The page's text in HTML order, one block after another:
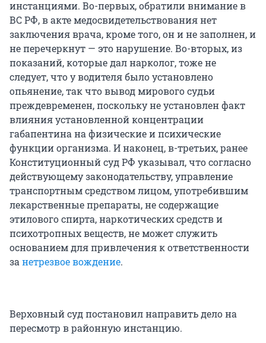
инстанциями. Во-первых, обратили внимание в
ВС РФ, в акте медосвидетельствования нет
заключения врача, кроме того, он и не заполнен, и
не перечеркнут — это нарушение. Во-вторых, из
показаний, которые дал нарколог, тоже не
следует, что у водителя было установлено
опьянение, так что вывод мирового судьи
преждевременен, поскольку не установлен факт
влияния установленной концентрации
габапентина на физические и психические
функции организма. И наконец, в-третьих, ранее
Конституционный суд РФ указывал, что согласно
действующему законодательству, управление
транспортным средством лицом, употребившим
лекарственные препараты, не содержащие
этилового спирта, наркотических средств и
психотропных веществ, не может служить
основанием для привлечения к ответственности
за нетрезвое вождение.
Верховный суд постановил направить дело на
пересмотр в районную инстанцию.